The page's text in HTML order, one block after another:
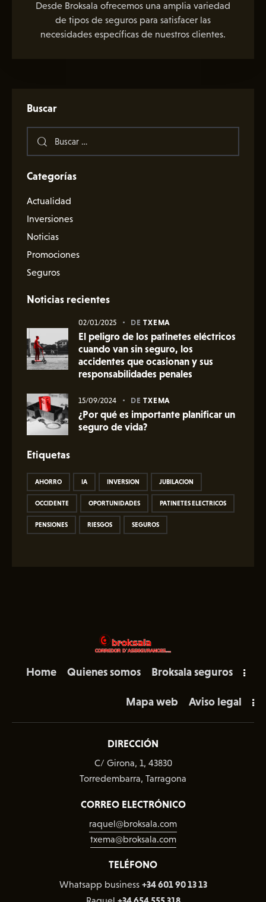
Desde Broksala ofrecemos una amplia variedad
de tipos de seguros para satisfacer las
necesidades específicas de nuestros clientes.
Buscar
Categorías
Actualidad
Inversiones
Noticias
Promociones
Seguros
Noticias recientes
02/01/2025 DETXEMA
El peligro de los patinetes eléctricos
cuando van sin seguro, los
accidentes que ocasionan y sus
responsabilidades penales
15/09/2024 DETXEMA
¿Por qué es importante planificar un
seguro de vida?
Etiquetas
AHORRO IA INVERSION JUBILACION
OCCIDENTE OPORTUNIDADES PATINETES ELECTRICOS
PENSIONES RIESGOS SEGUROS
Home Quienes somos Broksala seguros
Mapa web Aviso legal
DIRECCIÓN
C/ Girona, 1, 43830
Torredembarra, Tarragona
CORREO ELECTRÓNICO
raquel@broksala.com
txema@broksala.com
TELÉFONO
Whatsapp business +34 601 90 13 13